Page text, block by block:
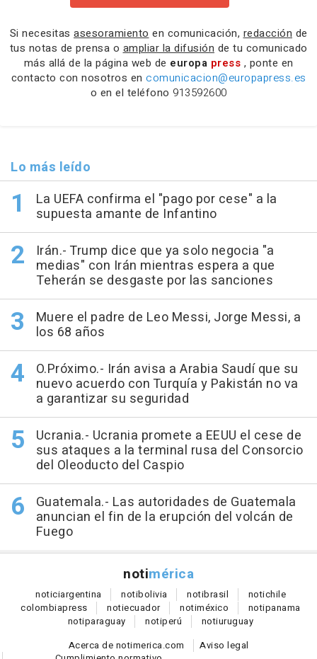
Si necesitas asesoramiento en comunicación, redacción de
tus notas de prensa o ampliar la difusión de tu comunicado
más allá de la página web de europa press , ponte en
contacto con nosotros en comunicacion@europapress.es
o en el teléfono 913592600
Lo más leído
La UEFA confirma el "pago por cese" a la
supuesta amante de Infantino
Irán.- Trump dice que ya solo negocia "a
medias" con Irán mientras espera a que
Teherán se desgaste por las sanciones
Muere el padre de Leo Messi, Jorge Messi, a
los 68 años
O.Próximo.- Irán avisa a Arabia Saudí que su
nuevo acuerdo con Turquía y Pakistán no va
a garantizar su seguridad
Ucrania.- Ucrania promete a EEUU el cese de
sus ataques a la terminal rusa del Consorcio
del Oleoducto del Caspio
Guatemala.- Las autoridades de Guatemala
anuncian el fin de la erupción del volcán de
Fuego
notimérica
noticiargentina notibolivia notibrasil notichile
colombiapress notiecuador notiméxico notipanama
notiparaguay notiperú notiuruguay
Acerca de notimerica.com
Aviso legal